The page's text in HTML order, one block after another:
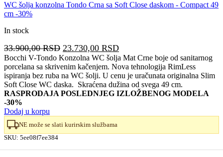
WC šolja konzolna Tondo Crna sa Soft Close daskom - Compact 49
cm -30%
In stock
33.900,00RSD Originalna
cena
je
bila:
33.900,00 RSD.
23.730,00 RSDTrenutna
cena
je:
23.730,00 RSD.
Bocchi V-Tondo Konzolna WC šolja Mat Crne boje od sanitarnog
porcelana sa skrivenim kačenjem. Nova tehnologija RimLess
ispiranja bez ruba na WC šolji. U cenu je uračunata originalna Slim
Soft Close WC daska. Skraćena dužina od svega 49 cm.
RASPRODAJA POSLEDNJEG IZLOŽBENOG MODELA
-30%
Dodaj u korpu
NE može se slati kurirskim službama
SKU: 5ee08f7ee384